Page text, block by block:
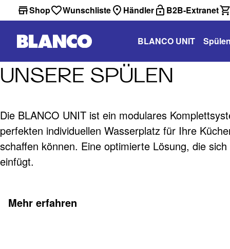
Shop Wunschliste Händler B2B-Extranet
BLANCO UNIT
UNSERE SPÜLEN
Die BLANCO UNIT ist ein modulares
perfekten individuellen Wasserplatz für Ihre
schaffen können. Eine optimierte Lösung, die
einfügt.
Mehr erfahren